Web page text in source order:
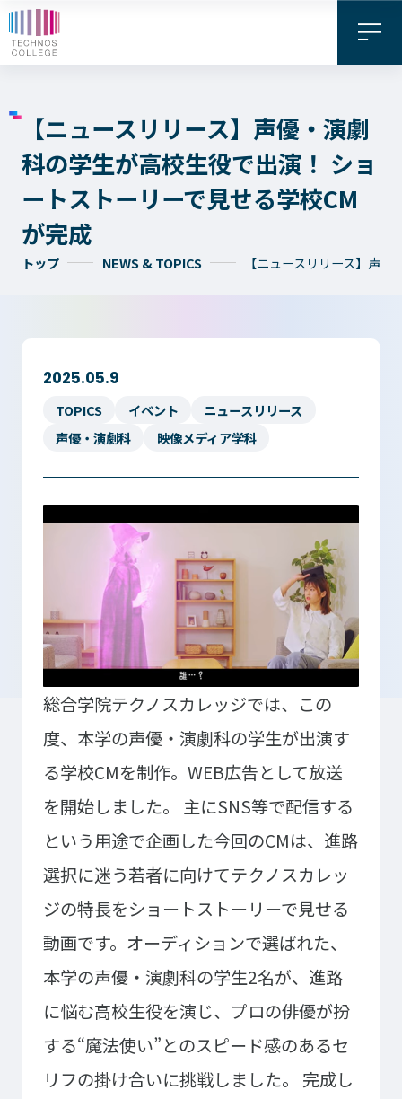
入学検討中の 外国人留学生の
保護者の
皆さまへ
在学生の
皆さまへ
卒業生の
皆さまへ
企業の
皆さまへ
地域の
テクノスカレッジの学びの特長
4つの学びのプラン
大学コース
グローバルラーニング
ビジネスパーク
学院のご紹介
建学の精神・学院長挨拶
教育方針
沿革（学院の歴史）
アクセス
ジ
学科一覧
WEBエントリー・WEB出願 情報公開・シラバス
東京工学院専門学校
コンサート・イベント科
建築学科
【ニュースリリース】声優・演劇
科の学生が高校生役で出演！ ショ
ートストーリーで見せる学校CM
が完成
トップ NEWS & TOPICS 【ニュースリリース】声
2025.05.9
TOPICS イベント
ニュースリリース
声優・演劇科
映像メディア学科
総合学院テクノスカレッジでは、この
度、本学の声優・演劇科の学生が出演す
る学校CMを制作。WEB広告として放送
を開始しました。
主にSNS等で配信する
という用途で企画した今回のCMは、進路
選択に迷う若者に向けてテクノスカレッ
ジの特長をショートストーリーで見せる
動画です。オーディションで選ばれた、
本学の声優・演劇科の学生2名が、進路
に悩む高校生役を演じ、プロの俳優が扮
する“魔法使い”とのスピード感のあるセ
リフの掛け合いに挑戦しました。
完成し